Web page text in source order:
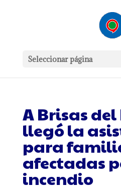
Seleccionar página
A Brisas del
llegó la
para
afectadas
incendio